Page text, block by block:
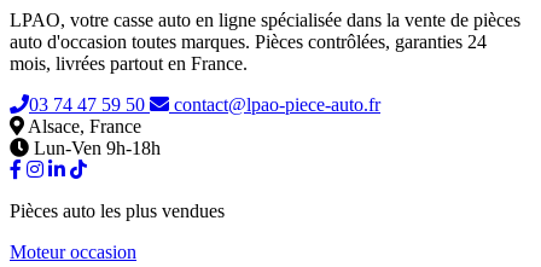
LPAO, votre casse auto en ligne spécialisée dans la vente de pièces
auto d'occasion toutes marques. Pièces contrôlées, garanties 24
mois, livrées partout en France.
03 74 47 59 50
contact@lpao-piece-auto.fr
Alsace, France
Lun-Ven 9h-18h
Pièces auto les plus vendues
Moteur occasion